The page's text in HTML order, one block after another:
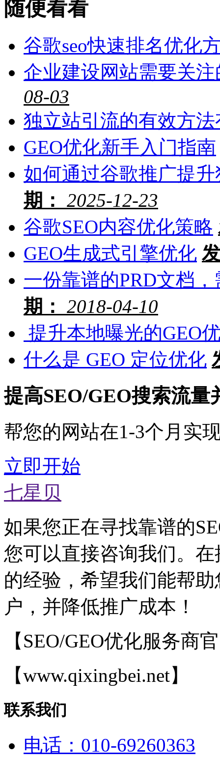
随便看看
谷歌seo快速排名优化
企业建设网站需要关
08-03
独立站引流的有效方
GEO优化新手入门指南
如何通过谷歌推广提
期： 2025-12-23
谷歌SEO内容优化策略
GEO生成式引擎优化
一份靠谱的PRD文档
期： 2018-04-10
提升本地曝光的GEO
什么是 GEO 定位优化
提高SEO/GEO搜索流量
帮您的网站在1-3个月实
立即开始
七星贝
如果您正在寻找靠谱的
您可以直接咨询我们。
的经验，希望我们能帮
户，并降低推广成本！
【SEO/GEO优化服务商
【www.qixingbei.net】
联系我们
电话：010-69260363